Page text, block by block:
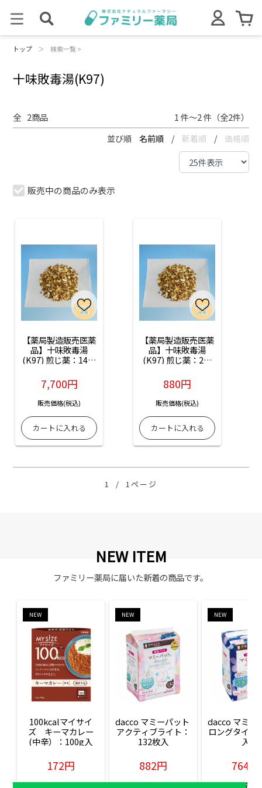
トップ ＞ 検索一覧 >
十味敗毒湯(K97)
全 2商品 1 件～2 件（全2件）
並び順 名前順 / 新着順 / 価格順
販売中の商品のみ表示
【薬局製造販売医薬
品】十味敗毒湯
(K97) 煎じ薬：14日
7,700円
販売価格(税込)
【薬局製造販売医薬
品】十味敗毒湯
(K97) 煎じ薬：2日
880円
販売価格(税込)
1 / 1ページ
NEW ITEM
ファミリー薬局に届いた新着の商品です。
NEW
100kcalマイサイ
ズ　キーマカレー
(中辛）：100g入
172円
販売価格(税込)
NEW
dacco マミーパット
アクティブライト：
132枚入
882円
販売価格(税込)
NEW
dacco マミー
ロングタイム
入
764円
販売価格(税